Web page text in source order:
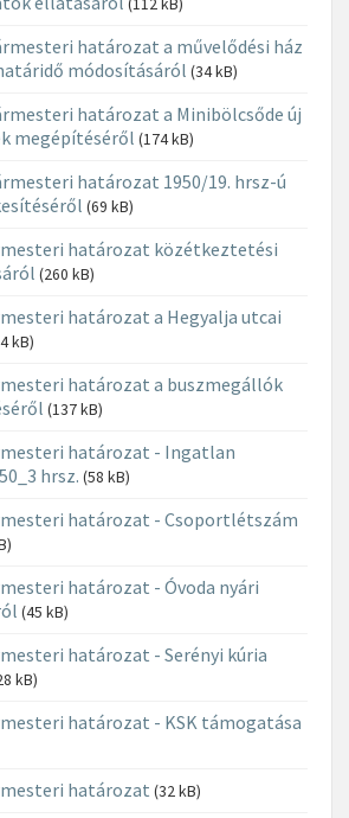
(112 kB)
határozat a művelődési ház
módosításáról (34 kB)
határozat a Minibölcsőde új
megépítéséről (174 kB)
határozat 1950/19. hrsz-ú
(69 kB)
határozat közétkeztetési
(260 kB)
határozat a Hegyalja utcai
kB)
határozat a buszmegállók
(137 kB)
határozat - Ingatlan
hrsz. (58 kB)
határozat - Csoportlétszám
határozat - Óvoda nyári
(45 kB)
határozat - Serényi kúria
kB)
határozat - KSK támogatása
határozat (32 kB)